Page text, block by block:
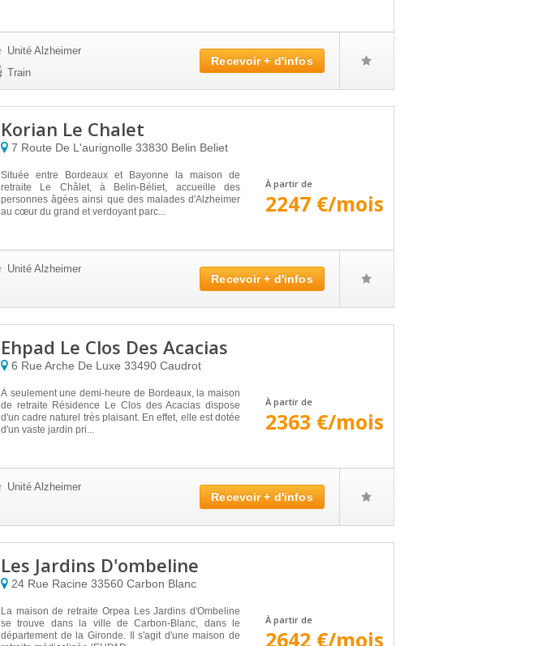
Unité Alzheimer
Train
Recevoir + d'infos
Korian Le Chalet
7 Route De L'aurignolle 33830 Belin Beliet
Située entre Bordeaux et Bayonne la maison de
retraite Le Châlet, à Belin-Béliet, accueille des
personnes âgées ainsi que des malades d'Alzheimer
au cœur du grand et verdoyant parc...
À partir de
2247 €/mois
Unité Alzheimer
Recevoir + d'infos
Ehpad Le Clos Des Acacias
6 Rue Arche De Luxe 33490 Caudrot
À seulement une demi-heure de Bordeaux, la maison
de retraite Résidence Le Clos des Acacias dispose
d'un cadre naturel très plaisant. En effet, elle est dotée
d'un vaste jardin pri...
À partir de
2363 €/mois
Unité Alzheimer
Recevoir + d'infos
Les Jardins D'ombeline
24 Rue Racine 33560 Carbon Blanc
La maison de retraite Orpea Les Jardins d'Ombeline
se trouve dans la ville de Carbon-Blanc, dans le
département de la Gironde. Il s'agit d'une maison de
À partir de
2642 €/mois